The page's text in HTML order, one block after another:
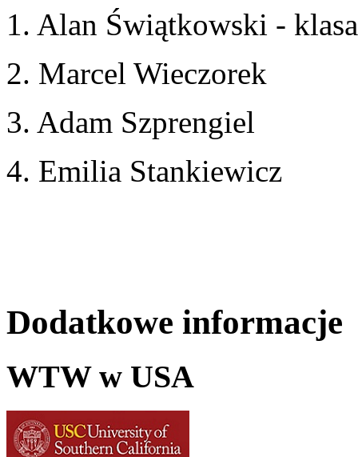
1. Alan Świątkowski -
2. Marcel Wieczorek
3. Adam Szprengiel
4. Emilia Stankiewicz
Dodatkowe informacje
WTW w USA